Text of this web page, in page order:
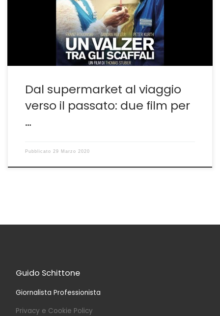
se si esclude l’ottimo Un Mondo Fragile, recensito a suo
tempo qui(lhttp://guido.sgwebitaly.it/articoli/le-
immagini-belle-e-tragiche-di-un-mondo-fragile-fatto-
di-polvere-e-sconfitte/ ) sono state […]
Dal supermarket al viaggio
verso il passato: due film per
…
Pubblicato 29 Marzo 2020
Guido Schittone
Giornalista Professionista
Privacy e Cookie Policy